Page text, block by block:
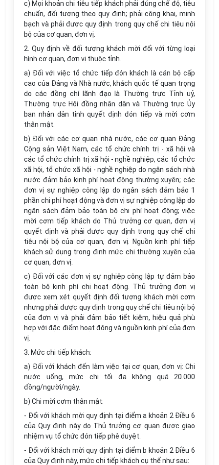
c) Mọi khoản chi tiêu tiếp khách phải đúng chế độ, tiêu
chuẩn, đối tượng theo quy định; phải công khai, minh
bạch và phải được quy định trong quy chế chi tiêu nội
bộ của cơ quan, đơn vị.
2. Quy định về đối tượng khách mời đối với từng loại
hình cơ quan, đơn vị thuộc tỉnh.
a) Đối với việc tổ chức tiếp đón khách là cán bộ cấp
cao của Đảng và Nhà nước, khách quốc tế quan trọng
do các đồng chí lãnh đạo là Thường trực Tỉnh uỷ,
Thường trực Hội đồng nhân dân và Thường trực Ủy
ban nhân dân tỉnh quyết định đón tiếp và mời cơm
thân mật.
b) Đối với các cơ quan nhà nước, các cơ quan Đảng
Cộng sản Việt Nam, các tổ chức chính trị - xã hội và
các tổ chức chính trị xã hội - nghề nghiệp, các tổ chức
xã hội, tổ chức xã hội - nghề nghiệp do ngân sách nhà
nước đảm bảo kinh phí hoạt động thường xuyên; các
đơn vị sự nghiệp công lập do ngân sách đảm bảo 1
phần chi phí hoạt động và đơn vị sự nghiệp công lập do
ngân sách đảm bảo toàn bộ chi phí hoạt động; việc
mời cơm tiếp khách do Thủ trưởng cơ quan, đơn vị
quyết định và phải được quy định trong quy chế chi
tiêu nội bộ của cơ quan, đơn vị. Nguồn kinh phí tiếp
khách sử dụng trong định mức chi thường xuyên của
cơ quan, đơn vị.
c) Đối với các đơn vị sự nghiệp công lập tự đảm bảo
toàn bộ kinh phí chi hoạt động. Thủ trưởng đơn vị
được xem xét quyết định đối tượng khách mời cơm
nhưng phải được quy định trong quy chế chi tiêu nội bộ
của đơn vị và phải đảm bảo tiết kiệm, hiệu quả phù
hợp với đặc điểm hoạt động và nguồn kinh phí của đơn
vị.
3. Mức chi tiếp khách:
a) Đối với khách đến làm việc tại cơ quan, đơn vị: Chi
nước uống, mức chi tối đa không quá 20.000
đồng/người/ngày.
b) Chi mời cơm thân mật:
- Đối với khách mời quy định tại điểm a khoản 2 Điều 6
của Quy định này do Thủ trưởng cơ quan được giao
nhiệm vụ tổ chức đón tiếp phê duyệt.
- Đối với khách mời quy định tại điểm b khoản 2 Điều 6
của Quy định này, mức chi tiếp khách cụ thể như sau: